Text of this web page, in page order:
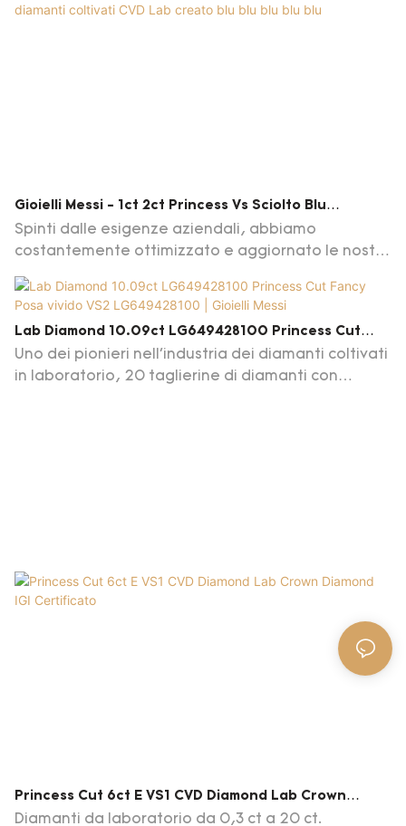
Gioielli Messi - 1ct 2ct Princess Vs Sciolto Blu
Laboratorio Diamanti Coltivati ​​CVD Lab Creato Blu
Blu Blu Blu Blu
Spinti dalle esigenze aziendali, abbiamo
costantemente ottimizzato e aggiornato le nostre
tecnologie. Queste tecnologie contribuiscono al
nostro processo di produzione ad alta efficienza.
Nel campo delle applicazioni di diamanti sciolti, il
laboratorio ha growd diamond; Gioielli d'oro; I
gioielli personalizzati si rivelano molto utili.
Lab Diamond 10.09ct LG649428100 Princess Cut
Fancy Posa Vivido VS2 LG649428100 | Gioielli Messi
Uno dei pionieri nell'industria dei diamanti coltivati ​​
in laboratorio, 20 taglierine di diamanti con
Princess Cut 6ct E VS1 CVD Diamond Lab Crown
Diamond IGI Certificato
Diamanti da laboratorio da 0,3 ct a 20 ct.